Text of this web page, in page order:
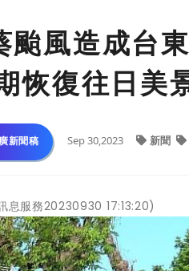
颱風造成台
恢復往日美
新聞稿 Sep 30,2023 新聞
息服務20230930 17:13:20)